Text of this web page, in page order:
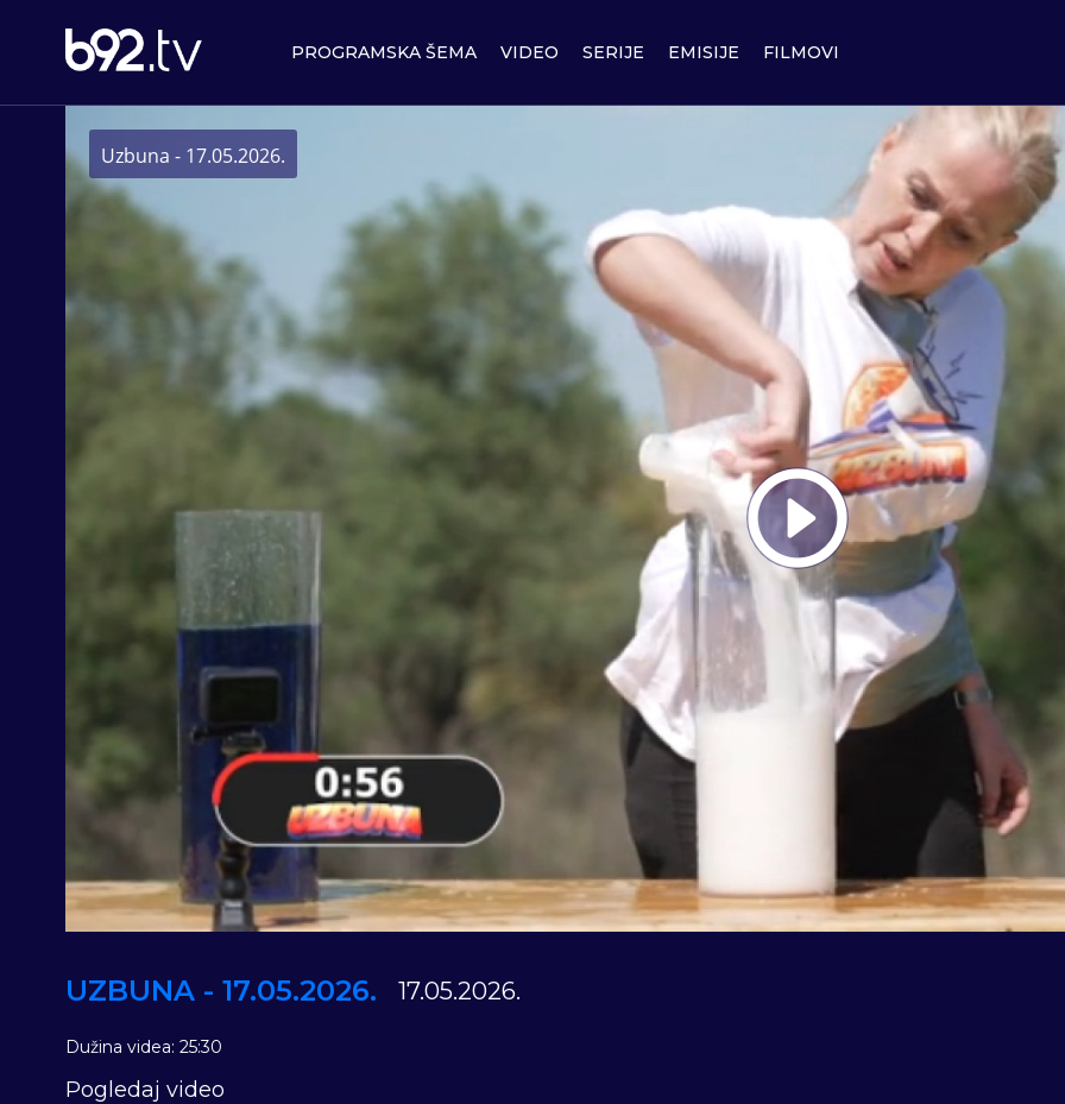
PROGRAMSKA ŠEMA VIDEO SERIJE EMISIJE FILMOVI
Play
Uzbuna - 17.05.2026.
UZBUNA - 17.05.2026. 17.05.2026.
Dužina videa: 25:30
Pogledaj video